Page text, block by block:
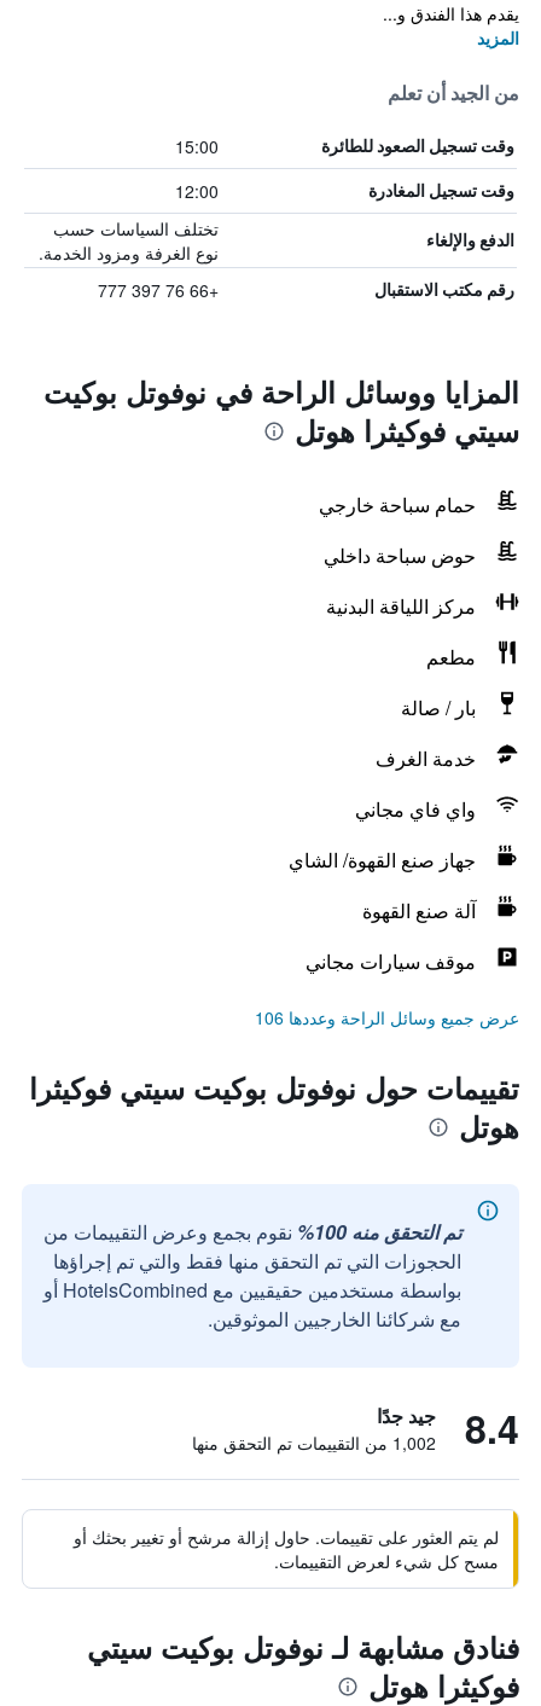
يقدم هذا الفندق و...
المزيد
من الجيد أن تعلم
وقت تسجيل الصعود للطائرة 15:00
وقت تسجيل المغادرة 12:00
الدفع والإلغاء
تختلف السياسات حسب
نوع الغرفة ومزود الخدمة.
رقم مكتب الاستقبال +66 76 397 777
المزايا ووسائل الراحة في نوفوتل بوكيت
سيتي فوكيثرا هوتل
حمام سباحة خارجي
حوض سباحة داخلي
مركز اللياقة البدنية
مطعم
بار / صالة
خدمة الغرف
واي فاي مجاني
جهاز صنع القهوة/ الشاي
آلة صنع القهوة
موقف سيارات مجاني
عرض جميع وسائل الراحة وعددها 106
تقييمات حول نوفوتل بوكيت سيتي فوكيثرا
هوتل
تم التحقق منه 100%
نقوم بجمع وعرض التقييمات من
الحجوزات التي تم التحقق منها فقط والتي تم إجراؤها
بواسطة مستخدمين حقيقيين مع HotelsCombined أو
مع شركائنا الخارجيين الموثوقين.
8.4 جيد جدًا
1,002 من التقييمات تم التحقق منها
لم يتم العثور على تقييمات. حاول إزالة مرشح أو تغيير بحثك أو
مسح كل شيء لعرض التقييمات.
فنادق مشابهة لـ نوفوتل بوكيت سيتي
فوكيثرا هوتل